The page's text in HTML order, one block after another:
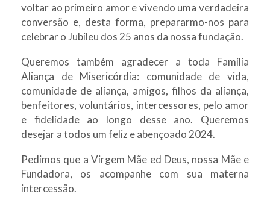
voltar ao primeiro amor e vivendo uma verdadeira
conversão e, desta forma, prepararmo-nos para
celebrar o Jubileu dos 25 anos da nossa fundação.
Queremos também agradecer a toda Família
Aliança de Misericórdia: comunidade de vida,
comunidade de aliança, amigos, filhos da aliança,
benfeitores, voluntários, intercessores, pelo amor
e fidelidade ao longo desse ano. Queremos
desejar a todos um feliz e abençoado 2024.
Pedimos que a Virgem Mãe ed Deus, nossa Mãe e
Fundadora, os acompanhe com sua materna
intercessão.